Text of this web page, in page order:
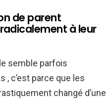
de parent
à leur
semble parfois
, c’est parce que les
changé d’une